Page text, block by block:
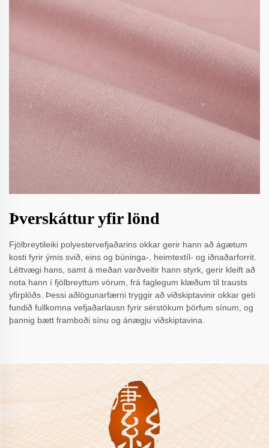
Þverskáttur yfir lönd
Fjölbreytileiki polyestervefjaðarins okkar gerir hann að ágætum
kosti fyrir ýmis svið, eins og búninga-, heimtextíl- og iðnaðarforrit.
Léttvægi hans, samt á meðan varðveitir hann styrk, gerir kleift að
nota hann í fjölbreyttum vörum, frá faglegum klæðum til trausts
yfirplóðs. Þessi aðlögunarfærni tryggir að viðskiptavinir okkar geti
fundið fullkomna vefjaðarlausn fyrir sérstökum þörfum sínum, og
þannig bætt framboði sínu og ánægju viðskiptavina.